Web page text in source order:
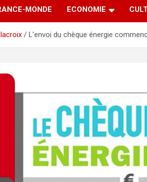
MONDE ECONOMIE
L’envoi du chèque énergie